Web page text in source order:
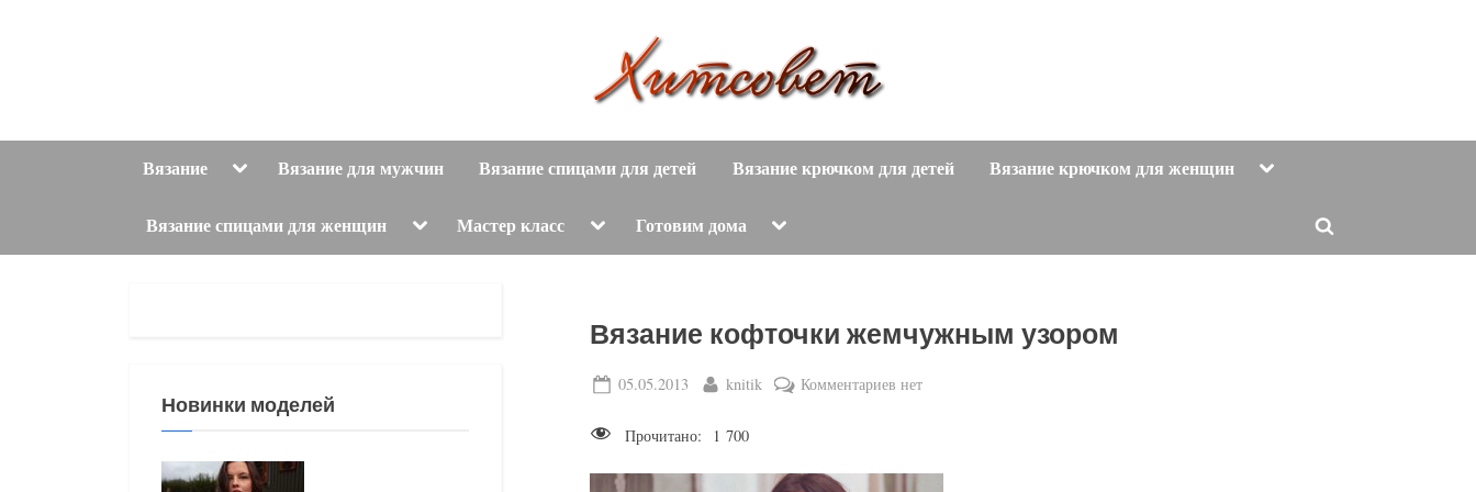
и
т
о
в
е
т
вязание
с
описанием
и
Вязание ToggleВязание для мужчин Вязание спицами для детей Вязание крючком для детей Вязание крючком для женщин Toggle
Вязание спицами для женщин Toggle
menu
Мастер класс Toggle
menu
Готовим дома Toggle
menu
Toggle
Вязание кофточки жемчужным узором
Posted
05.05.2013 By
knitik Комментариев кнет
Прочитано: 1 700
Новинки моделей